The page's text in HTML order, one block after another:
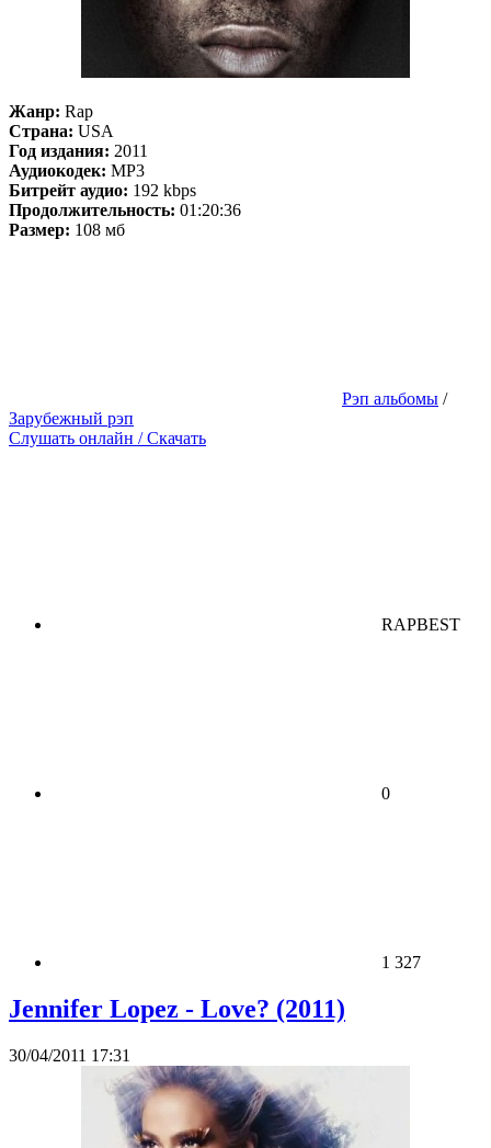
Жанр: Rap
Страна: USA
Год издания: 2011
Аудиокодек: MP3
Битрейт аудио: 192 kbps
Продолжительность: 01:20:36
Размер: 108 мб
Рэп альбомы /
Зарубежный рэп
Слушать онлайн / Скачать
RAPBEST
0
1 327
Jennifer Lopez - Love? (2011)
30/04/2011 17:31